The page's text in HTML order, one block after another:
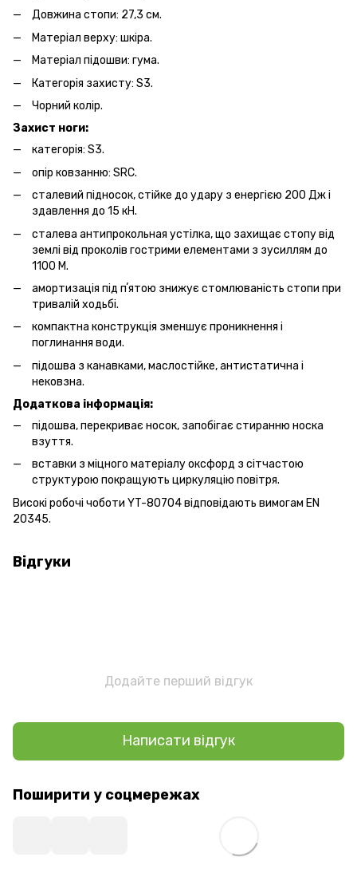
Довжина стопи: 27,3 см.
Матеріал верху: шкіра.
Матеріал підошви: гума.
Категорія захисту: S3.
Чорний колір.
Захист ноги:
категорія: S3.
опір ковзанню: SRC.
сталевий підносок, стійке до удару з енергією 200 Дж і
здавлення до 15 кН.
сталева антипрокольная устілка, що захищає стопу від
землі від проколів гострими елементами з зусиллям до
1100 М.
амортизація під пʼятою знижує стомлюваність стопи при
тривалій ходьбі.
компактна конструкція зменшує проникнення і
поглинання води.
підошва з канавками, маслостійке, антистатична і
нековзна.
Додаткова інформація:
підошва, перекриває носок, запобігає стиранню носка
взуття.
вставки з міцного матеріалу оксфорд з сітчастою
структурою покращують циркуляцію повітря.
Високі робочі чоботи YT-80704 відповідають вимогам EN
20345.
Відгуки
Додайте перший відгук
Написати відгук
Поширити у соцмережах